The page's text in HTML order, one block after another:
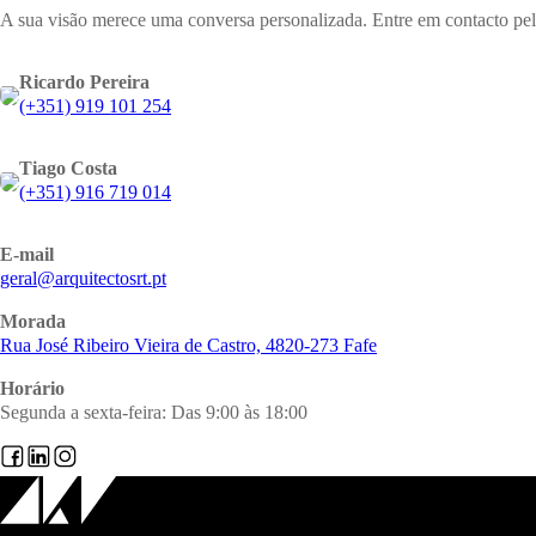
A sua visão merece uma conversa personalizada. Entre em contacto
Ricardo Pereira
(+351) 919 101 254
Tiago Costa
(+351) 916 719 014
E-mail
tp.trsotcetiuqra
@lareg
Morada
Rua José Ribeiro Vieira de Castro, 4820-273 Fafe
Horário
Segunda a sexta-feira: Das 9:00 às 18:00